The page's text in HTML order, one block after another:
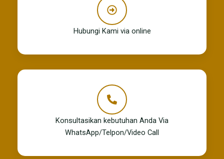
Hubungi Kami via online
Konsultasikan kebutuhan Anda Via
WhatsApp/Telpon/Video Call